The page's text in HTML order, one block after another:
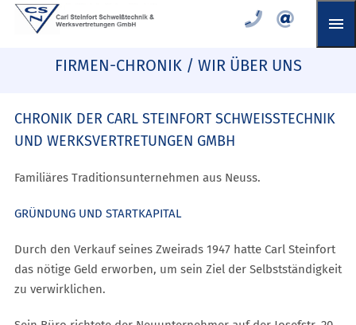
FIRMEN-CHRONIK / WIR ÜBER UNS
CHRONIK DER CARL STEINFORT SCHWEISSTECHNIK U
ND WERKSVERTRETUNGEN GMBH
Familiäres Traditionsunternehmen aus Neuss.
GRÜNDUNG UND STARTKAPITAL
Durch den Verkauf seines Zweirads 1947 hatte Carl Steinfort
das nötige Geld erworben, um sein Ziel der Selbstständigkeit
zu verwirklichen.